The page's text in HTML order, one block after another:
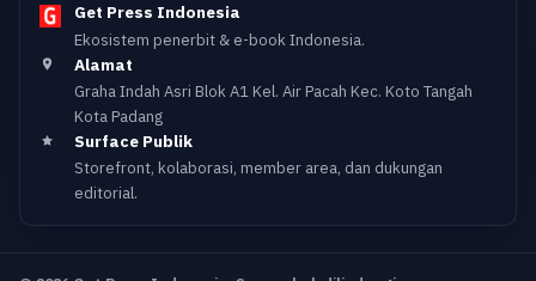
Get Press Indonesia
Ekosistem penerbit & e-book Indonesia.
Alamat
Graha Indah Asri Blok A1 Kel. Air Pacah Kec. Koto Tangah
Kota Padang
Surface Publik
Storefront, kolaborasi, member area, dan dukungan
editorial.